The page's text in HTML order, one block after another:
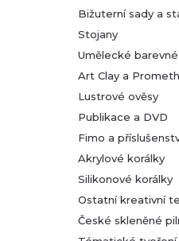
Bižuterní sady a
Stojany
Umělecké
Art Clay a
Lustrové ověsy
Publikace a DVD
Fimo a
Akrylové korálky
Silikonové korálky
Ostatní kreativní
České skleněné